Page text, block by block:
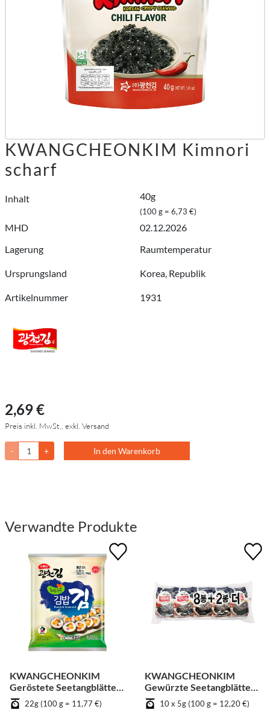
KWANGCHEONKIM Kimnori
scharf
Inhalt 40g
(100 g = 6,73 €)
MHD
02.12.2026
Lagerung
Raumtemperatur
Ursprungsland Korea, Republik
Artikelnummer 1931
2,69 €
Preis inkl. MwSt., exkl. Versand
- + In den Warenkorb
Verwandte Produkte
KWANGCHEONKIM
Geröstete Seetangblätter
für Kimbab
22g (100 g = 11,77 €)
KWANGCHEONKIM
Gewürzte Seetangblätter
in Scheiben geschnitten -
Gemüse [Bündel]
10 x 5g (100 g = 12,20 €)